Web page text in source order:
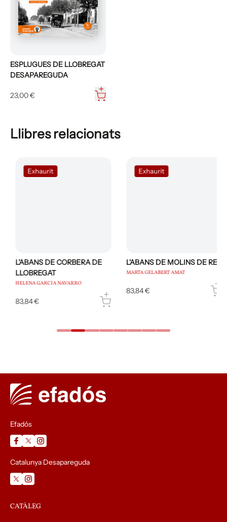
ESPLUGUES DE LLOBREGAT
DESAPAREGUDA
23,00 €
Llibres relacionats
Exhaurit
L'ABANS DE CORBERA DE
LLOBREGAT
HELENA GARCIA NAVARRO
83,84 €
Exhaurit
L'ABANS DE MOLINS DE REI
MARTA GELABERT AMAT
83,84 €
Efadós
Catalunya Desapareguda
CATÀLEG